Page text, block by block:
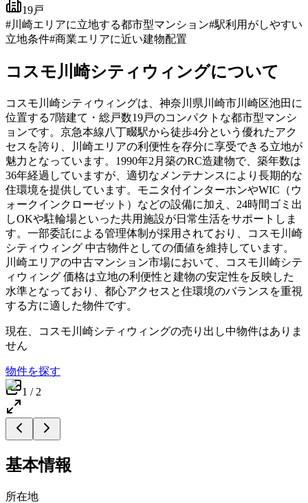
19戸
#川崎エリアに立地する都市型マンション#駅利用がしやすい
立地条件#商業エリアに近い建物配置
コスモ川崎シティウィングについて
コスモ川崎シティウィングは、神奈川県川崎市川崎区池田に
位置する7階建て・総戸数19戸のコンパクトな都市型マンシ
ョンです。京急本線八丁畷駅から徒歩4分という優れたアク
セスを誇り、川崎エリアの利便性を存分に享受できる立地が
魅力となっています。1990年2月築のRC造建物で、築年数は
36年経過していますが、適切なメンテナンスにより長期的な
住環境を提供しています。モニタ付インターホンやWIC（ウ
ォークインクローゼット）などの設備に加え、24時間ゴミ出
しOKや駐輪場といった共用施設が日常生活をサポートしま
す。一部委託による管理体制が採用されており、コスモ川崎
シティウィング 中古物件としての価値を維持しています。
川崎エリアの中古マンション市場において、コスモ川崎シテ
ィウィング 価格は立地の利便性と建物の安定性を反映した
水準となっており、都心アクセスと住環境のバランスを重視
する方に適した物件です。
現在、 コスモ川崎シティウィングの売り出し中物件はありま
せん
物件を探す
1 / 2
基本情報
所在地